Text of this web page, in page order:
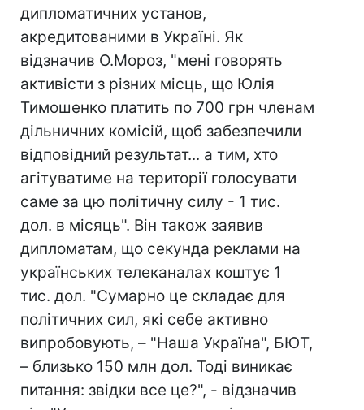
дипломатичних установ,
акредитованими в Україні. Як
відзначив О.Мороз, "мені говорять
активісти з різних місць, що Юлія
Тимошенко платить по 700 грн членам
дільничних комісій, щоб забезпечили
відповідний результат... а тим, хто
агітуватиме на території голосувати
саме за цю політичну силу - 1 тис.
дол. в місяць". Він також заявив
дипломатам, що секунда реклами на
українських телеканалах коштує 1
тис. дол. "Сумарно це складає для
політичних сил, які себе активно
випробовують, – "Наша Україна", БЮТ,
– близько 150 млн дол. Тоді виникає
питання: звідки все це?", - відзначив